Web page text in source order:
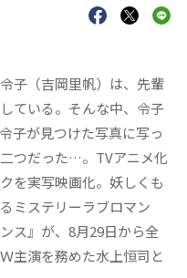
子（吉岡里帆）は、先輩
ている。そんな中、令子
子が見つけた写真に写っ
つだった…。TVアニメ化
を実写映画化。妖しくも
ミステリーラブロマン
ス』が、8月29日から全
主演を務めた水上恒司と